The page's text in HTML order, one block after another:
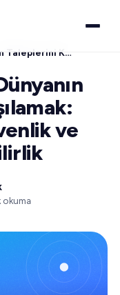
Dijital Öncelikli Dünyanın Taleplerini Karşılamak: Güvenilirlik, Güvenlik ve Ölçeklenebilirlik
ve
okuma